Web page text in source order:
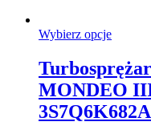
Wybierz opcjeTen
wiele
Opcje
można
MONDEO